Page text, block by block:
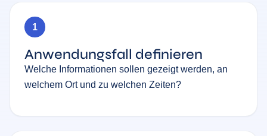
1
Anwendungsfall definieren
Welche Informationen sollen gezeigt werden, an
welchem Ort und zu welchen Zeiten?